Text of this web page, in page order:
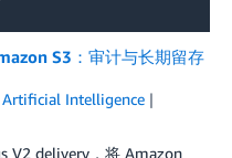
S3：审计与长期留存
Artificial Intelligence
V2 delivery，将 Amazon